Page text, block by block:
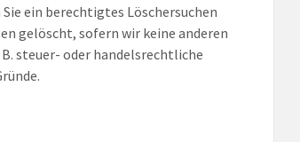
ein berechtigtes Löschersuchen
gelöscht, sofern wir keine anderen
steuer- oder handelsrechtliche